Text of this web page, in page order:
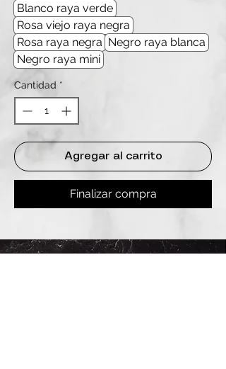
Blanco raya verde
Rosa viejo raya negra
Rosa raya negra Negro raya blanca
Negro raya mini
Cantidad *
Agregar al carrito
Finalizar compra